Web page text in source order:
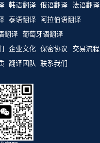
韩语翻译 俄语翻译
法语翻译
泰语翻译 阿拉伯语翻译
翻译 葡萄牙语翻译
企业文化 保密协议
交易流程
翻译团队
联系我们